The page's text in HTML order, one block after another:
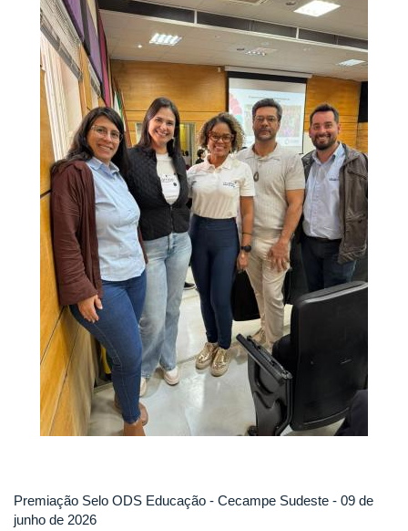
Premiação Selo ODS Educação - Cecampe Sudeste - 09 de
junho de 2026